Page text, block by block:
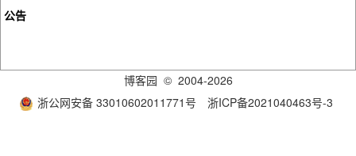
公告
博客园 © 2004-2026
浙公网安备 33010602011771号
浙ICP备2021040463号-3